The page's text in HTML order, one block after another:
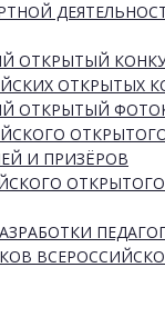
ОТКРЫТЫЙ
ОТКРЫТЫХ
ОТКРЫТЫЙ
И ПРИЗЁРОВ